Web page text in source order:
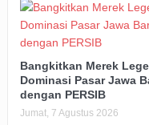
Bangkitkan Merek
Dominasi Pasar Jawa
dengan PERSIB
Jumat, 7 Agustus 2026